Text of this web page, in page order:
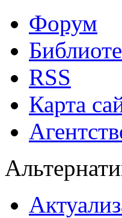
Форум
RSS
Карта